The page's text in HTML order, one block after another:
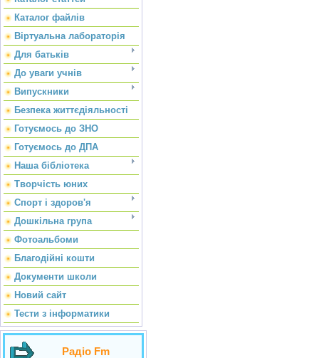
Каталог файлів
Віртуальна лабораторія
Для батьків
До уваги учнів
Випускники
Безпека життєдіяльності
Готуємось до ЗНО
Готуємось до ДПА
Наша бібліотека
Творчість юних
Спорт і здоров'я
Дошкільна група
Фотоальбоми
Благодійні кошти
Документи школи
Новий сайт
Тести з інформатики
Радіо Fm